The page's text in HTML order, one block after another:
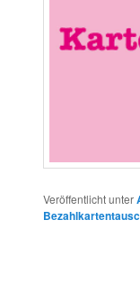
Veröffentlicht unter